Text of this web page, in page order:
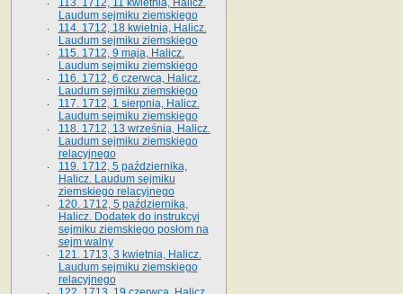
113. 1712, 11 kwietnia, Halicz.
Laudum sejmiku ziemskiego
114. 1712, 18 kwietnia, Halicz.
Laudum sejmiku ziemskiego
115. 1712, 9 maja, Halicz.
Laudum sejmiku ziemskiego
116. 1712, 6 czerwca, Halicz.
Laudum sejmiku ziemskiego
117. 1712, 1 sierpnia, Halicz.
Laudum sejmiku ziemskiego
118. 1712, 13 września, Halicz.
Laudum sejmiku ziemskiego
relacyjnego
119. 1712, 5 października,
Halicz. Laudum sejmiku
ziemskiego relacyjnego
120. 1712, 5 października,
Halicz. Dodatek do instrukcyi
sejmiku ziemskiego posłom na
sejm walny
121. 1713, 3 kwietnia, Halicz.
Laudum sejmiku ziemskiego
relacyjnego